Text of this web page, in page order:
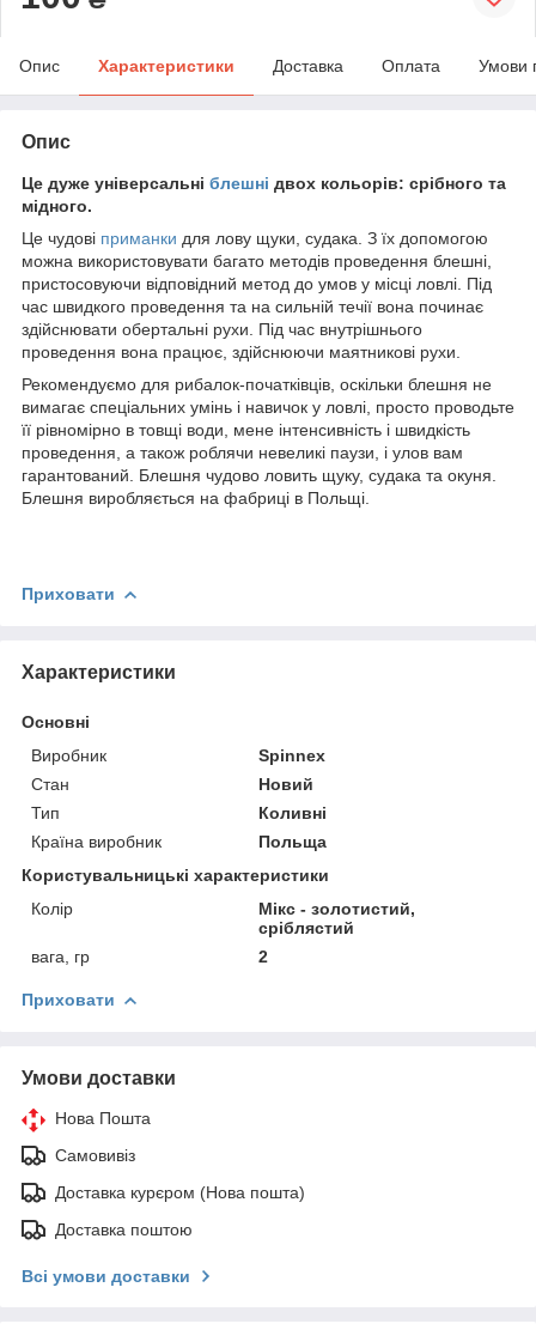
Опис Характеристики Доставка Оплата Умови
Опис
Це дуже універсальні блешні двох кольорів: срібного та
мідного.
Це чудові приманки для лову щуки, судака. З їх допомогою
можна використовувати багато методів проведення блешні,
пристосовуючи відповідний метод до умов у місці ловлі. Під
час швидкого проведення та на сильній течії вона починає
здійснювати обертальні рухи. Під час внутрішнього
проведення вона працює, здійснюючи маятникові рухи.
Рекомендуємо для рибалок-початківців, оскільки блешня не
вимагає спеціальних умінь і навичок у ловлі, просто проводьте
її рівномірно в товщі води, мене інтенсивність і швидкість
проведення, а також роблячи невеликі паузи, і улов вам
гарантований. Блешня чудово ловить щуку, судака та окуня.
Блешня виробляється на фабриці в Польщі.
Приховати
Характеристики
Основні
Виробник
Spinnex
Стан
Новий
Тип
Коливні
Країна виробник
Польща
Користувальницькі характеристики
Колір
Мікс - золотистий,
сріблястий
вага, гр
2
Приховати
Умови доставки
Нова Пошта
Самовивіз
Доставка курєром (Нова пошта)
Доставка поштою
Всі умови доставки